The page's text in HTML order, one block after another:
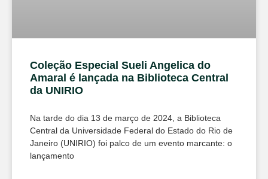
Coleção Especial Sueli Angelica do
Amaral é lançada na Biblioteca Central
da UNIRIO
Na tarde do dia 13 de março de 2024, a Biblioteca
Central da Universidade Federal do Estado do Rio de
Janeiro (UNIRIO) foi palco de um evento marcante: o
lançamento